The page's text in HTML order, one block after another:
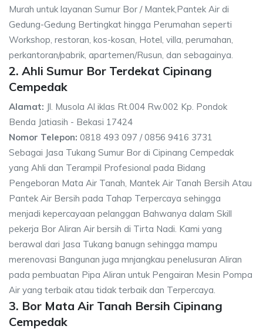
Murah untuk layanan Sumur Bor / Mantek,Pantek Air di
Gedung-Gedung Bertingkat hingga Perumahan seperti
Workshop, restoran, kos-kosan, Hotel, villa, perumahan,
perkantoran/pabrik, apartemen/Rusun, dan sebagainya.
2. Ahli Sumur Bor Terdekat Cipinang
Cempedak
Alamat: Jl. Musola Al iklas Rt.004 Rw.002 Kp. Pondok
Benda Jatiasih - Bekasi 17424
Nomor Telepon: 0818 493 097 / 0856 9416 3731
Sebagai Jasa Tukang Sumur Bor di Cipinang Cempedak
yang Ahli dan Terampil Profesional pada Bidang
Pengeboran Mata Air Tanah, Mantek Air Tanah Bersih Atau
Pantek Air Bersih pada Tahap Terpercaya sehingga
menjadi kepercayaan pelanggan Bahwanya dalam Skill
pekerja Bor Aliran Air bersih di Tirta Nadi. Kami yang
berawal dari Jasa Tukang banugn sehingga mampu
merenovasi Bangunan juga mnjangkau penelusuran Aliran
pada pembuatan Pipa Aliran untuk Pengairan Mesin Pompa
Air yang terbaik atau tidak terbaik dan Terpercaya.
3. Bor Mata Air Tanah Bersih Cipinang
Cempedak